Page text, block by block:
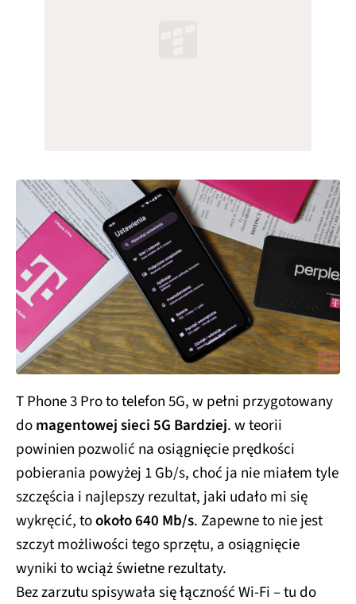
T Tablet 2
342 99,40%
347
Xiaomi Redmi
Note 13 Pro+
5G
1179 99,50% 1424
T Phone 3 Pro to telefon 5G, w pełni przygotowany
domagentowej sieci 5G Bardziej. w teorii
powinien pozwolić na osiągnięcie prędkości
pobierania powyżej 1 Gb/s, choć ja nie miałem tyle
szczęścia i najlepszy rezultat, jaki udało mi się
wykręcić, tookoło 640 Mb/s. Zapewne to nie jest
szczyt możliwości tego sprzętu, a osiągnięcie
wyniki to wciąż świetne rezultaty.
Bez zarzutu spisywała się łączność Wi-Fi – tu do